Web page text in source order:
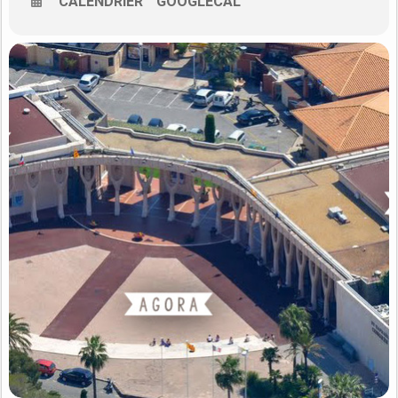
l’entreprise. L’objectif de cet évènement est d’aider les jeunes à
s’engager dans des voies professionnelles présentant de réels
débouchés, d’appréhender le contenu et les contraintes des
métiers pour lesquels ils souhaitent se préparer et enfin se
projeter dans le futur de façon positive.
Profitez de cet événement pour
Vous engager dans des voies professionnelles présentant
de réels débouchés,
Appréhender le contenu et les contraintes des métiers,
Obtenir des conseils personnalisés de spécialistes de
l’orientation,
Vous projeter dans le futur de façon positive.
La CCI du Var organise chaque année depuis 8 ans la Nuit de
l’Orientation. Un moment privilégié pour permettre aux jeunes
et à leurs parents de s’informer sur l’orientation et les métiers.
De très nombreuses entreprises emblématiques de leurs
secteurs d’activité se mobilisent pour présenter leurs métiers
porteurs.